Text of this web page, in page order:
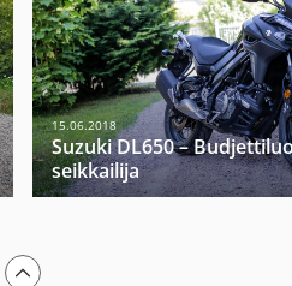
15.06.2018
Suzuki DL650 –
seikkailija